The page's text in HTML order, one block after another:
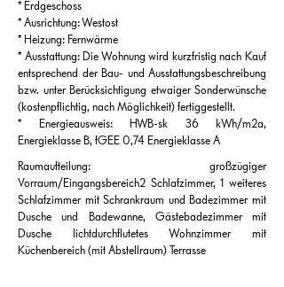
* Erdgeschoss
* Ausrichtung: Westost
* Heizung: Fernwärme
* Ausstattung: Die Wohnung wird kurzfristig nach Kauf
entsprechend der Bau- und Ausstattungsbeschreibung
bzw. unter Berücksichtigung etwaiger Sonderwünsche
(kostenpflichtig, nach Möglichkeit) fertiggestellt.
* Energieausweis: HWB-sk 36 kWh/m2a,
Energieklasse B, fGEE 0,74 Energieklasse A
Raumaufteilung: großzügiger
Vorraum/Eingangsbereich2 Schlafzimmer, 1 weiteres
Schlafzimmer mit Schrankraum und Badezimmer mit
Dusche und Badewanne, Gästebadezimmer mit
Dusche lichtdurchflutetes Wohnzimmer mit
Küchenbereich (mit Abstellraum) Terrasse